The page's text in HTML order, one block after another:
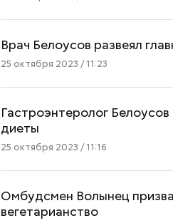
Врач Белоусов развеял
25 октября 2023 / 11:23
Гастроэнтеролог
диеты
25 октября 2023 / 11:16
Омбудсмен Волынец
вегетарианство
Как поменять
не получить